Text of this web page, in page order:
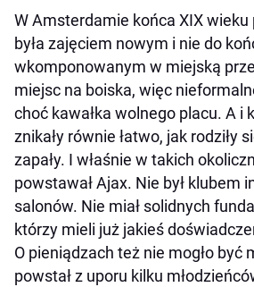
W Amsterdamie końca XIX wieku
była zajęciem nowym i nie do
wkomponowanym w miejską
miejsc na boiska, więc
choć kawałka wolnego placu. A i
znikały równie łatwo, jak rodziły
zapały. I właśnie w takich
powstawał Ajax. Nie był klubem
salonów. Nie miał solidnych
którzy mieli już jakieś
O pieniądzach też nie mogło być
powstał z uporu kilku